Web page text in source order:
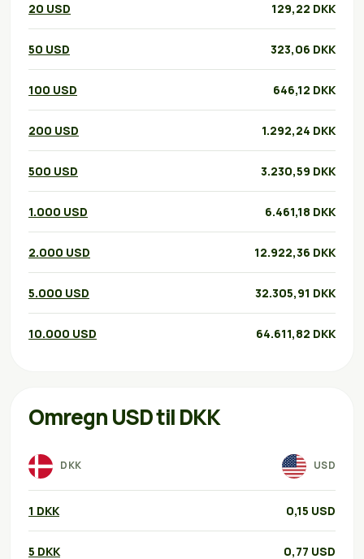
20 USD 129,22 DKK
50 USD 323,06 DKK
100 USD 646,12 DKK
200 USD 1.292,24 DKK
500 USD 3.230,59 DKK
1.000 USD 6.461,18 DKK
2.000 USD 12.922,36 DKK
5.000 USD 32.305,91 DKK
10.000 USD 64.611,82 DKK
Omregn USD til DKK
DKK USD
1 DKK 0,15 USD
5 DKK 0,77 USD